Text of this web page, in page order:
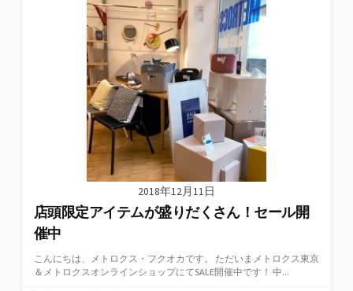
2018年12月11日
店頭限定アイテムが盛りだくさん！セール開
催中
こんにちは、メトロクス・フクオカです。 ただいまメトロクス東京
＆メトロクスオンラインショップにてSALE開催中です！ 中...